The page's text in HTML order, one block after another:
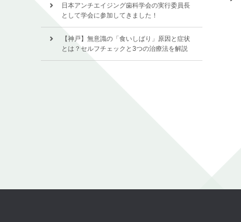
日本アンチエイジング歯科学会の実行委員長
として学会に参加してきました！
【神戸】無意識の「食いしばり」原因と症状
とは？セルフチェックと3つの治療法を解説